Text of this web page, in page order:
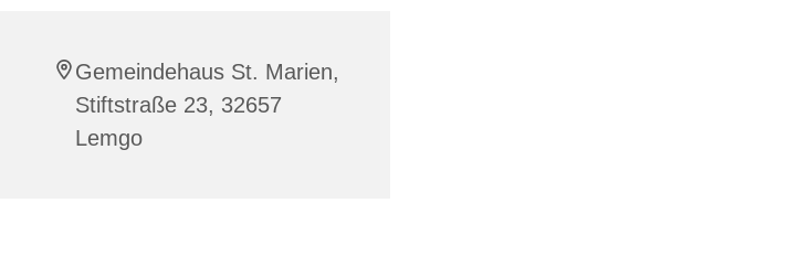
Gemeindehaus St. Marien,
Stiftstraße 23, 32657
Lemgo